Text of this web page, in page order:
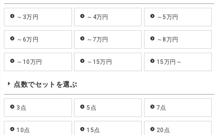
～3万円 ～4万円 ～5万円
～6万円 ～7万円 ～8万円
～10万円 ～15万円 15万円～
点数でセットを選ぶ
3点 5点 7点
10点 15点 20点